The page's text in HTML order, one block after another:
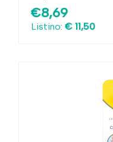
€8,69
Listino: € 11,50